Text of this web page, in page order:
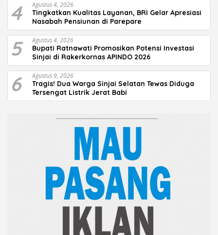
4 Agustus 4, 2026
Tingkatkan Kualitas Layanan, BRI Gelar Apresiasi
Nasabah Pensiunan di Parepare
5 Agustus 4, 2026
Bupati Ratnawati Promosikan Potensi Investasi
Sinjai di Rakerkornas APINDO 2026
6 Agustus 9, 2026
Tragis! Dua Warga Sinjai Selatan Tewas Diduga
Tersengat Listrik Jerat Babi